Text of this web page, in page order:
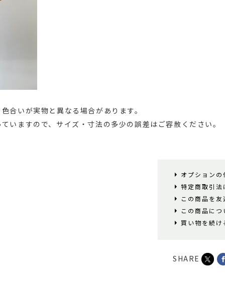
合いが実物と異なる場合があります。
いますので、サイズ・寸法の多少の誤差はご容赦ください。
オプション
特定商取引
この商品を
この商品に
買い物を続け
SHARE